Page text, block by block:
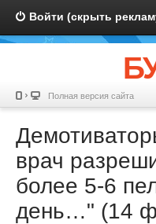
Войти (скрыть
Полная версия сайта
врач
более 5-6
день…" (14